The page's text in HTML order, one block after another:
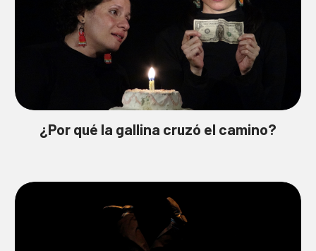
¿Por qué la gallina cruzó el camino?